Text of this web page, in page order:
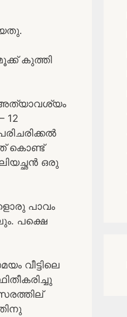
കുത്തി
12
കൊണ്ട്
ഒരു
പാവം
പക്ഷെ
വീട്ടിലെ